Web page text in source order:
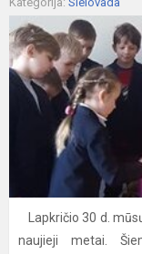
Lapkričio 30 d.
naujieji metai.